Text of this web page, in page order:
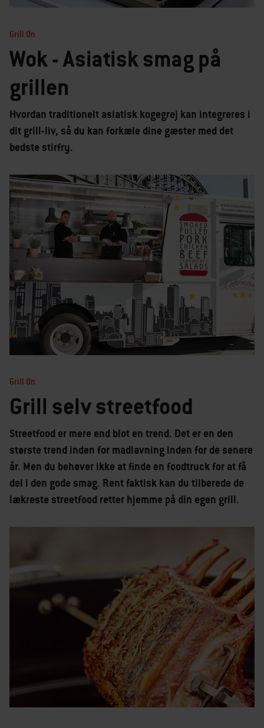
Grill On
Wok - Asiatisk smag på
grillen
Hvordan traditionelt asiatisk kogegrej kan integreres i
dit grill-liv, så du kan forkæle dine gæster med det
bedste stirfry.
Grill On
Grill selv streetfood
Streetfood er mere end blot en trend. Det er en den
største trend inden for madlavning inden for de senere
år. Men du behøver ikke at finde en foodtruck for at få
del i den gode smag. Rent faktisk kan du tilberede de
lækreste streetfood retter hjemme på din egen grill.